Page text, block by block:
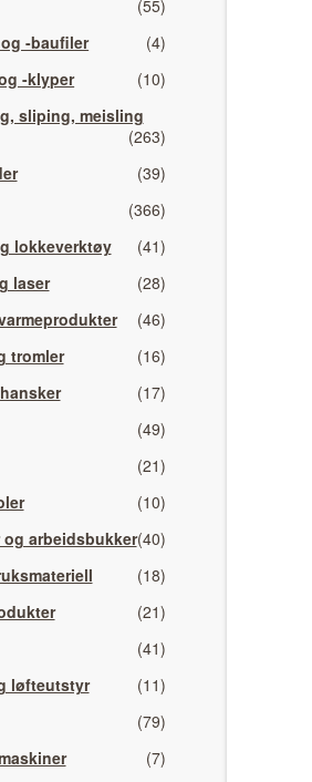
(55)
-baufiler
(4)
-klyper
(10)
sliping, meisling
(263)
(39)
(366)
lokkeverktøy
(41)
laser
(28)
(46)
tromler
(16)
(17)
(49)
(21)
(10)
arbeidsbukker(40)
(18)
(21)
(41)
løfteutstyr
(11)
(79)
(7)